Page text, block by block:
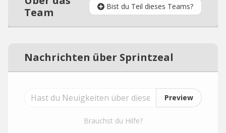
Team
Bist du Teil dieses Teams?
Nachrichten über Sprintzeal
Preview
Brauchst du Hilfe?